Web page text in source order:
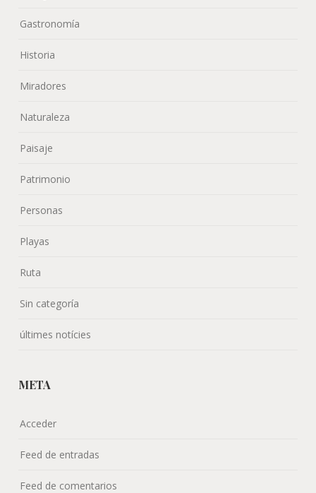
Gastronomía
Historia
Miradores
Naturaleza
Paisaje
Patrimonio
Personas
Playas
Ruta
Sin categoría
últimes notícies
META
Acceder
Feed de entradas
Feed de comentarios